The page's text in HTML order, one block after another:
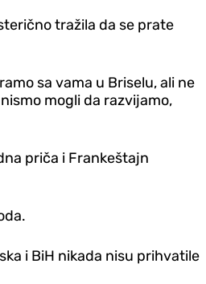
tražila da se prate
sa vama u Briselu, ali ne
mogli da razvijamo,
priča i Frankeštajn
i BiH nikada nisu prihvatile